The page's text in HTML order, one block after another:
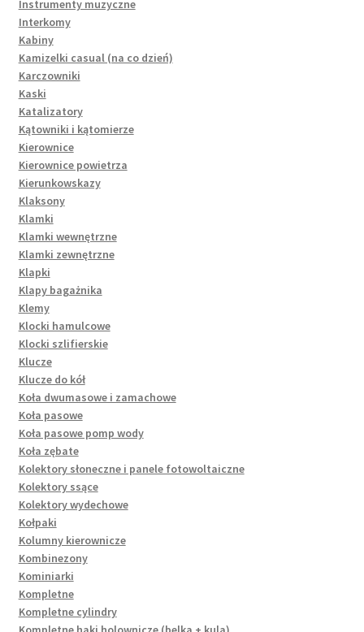
Instrumenty muzyczne
Interkomy
Kabiny
Kamizelki casual (na co dzień)
Karczowniki
Kaski
Katalizatory
Kątowniki i kątomierze
Kierownice
Kierownice powietrza
Kierunkowskazy
Klaksony
Klamki
Klamki wewnętrzne
Klamki zewnętrzne
Klapki
Klapy bagażnika
Klemy
Klocki hamulcowe
Klocki szlifierskie
Klucze
Klucze do kół
Koła dwumasowe i zamachowe
Koła pasowe
Koła pasowe pomp wody
Koła zębate
Kolektory słoneczne i panele fotowoltaiczne
Kolektory ssące
Kolektory wydechowe
Kołpaki
Kolumny kierownicze
Kombinezony
Kominiarki
Kompletne
Kompletne cylindry